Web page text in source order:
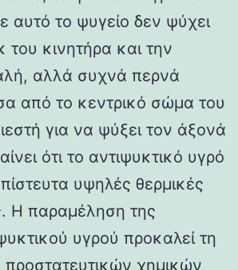
αυτό το ψυγείο δεν ψύχει
κινητήρα και την
αλλά συχνά περνά
από το κεντρικό σώμα του
για να ψύξει τον άξονά
ότι το αντιψυκτικό υγρό
υψηλές θερμικές
Η παραμέληση της
υγρού προκαλεί τη
χημικών